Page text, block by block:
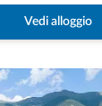
Vedi alloggio